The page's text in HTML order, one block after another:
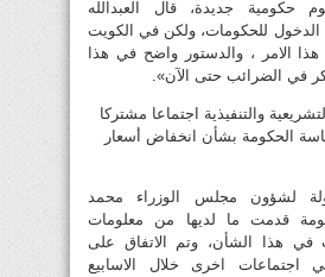
جديدة، قال العبدالله
الدخول للحكومات، ولكن في الكويت
هذا الامر ، والدستور واضح في هذا
في الضرائب حتى الآن».
والتنفيذية اجتماعا مشتركا
الحكومة بشأن انخفاض أسعار
لشؤون مجلس الوزراء محمد
قدمت ما لديها من معلومات
في هذا الشأن، وتم الاتفاق على
اجتماعات اخرى خلال الاسابيع